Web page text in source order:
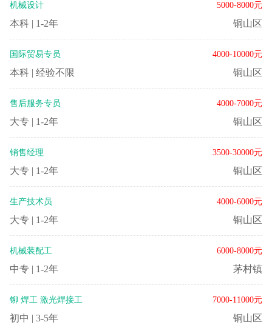
机械设计 5000-8000元
本科 | 1-2年 铜山区
国际贸易专员 4000-10000元
本科 | 经验不限 铜山区
售后服务专员 4000-7000元
大专 | 1-2年 铜山区
销售经理 3500-30000元
大专 | 1-2年 铜山区
生产技术员 4000-6000元
大专 | 1-2年 铜山区
机械装配工 6000-8000元
中专 | 1-2年 茅村镇
铆 焊工 激光焊接工 7000-11000元
初中 | 3-5年 铜山区